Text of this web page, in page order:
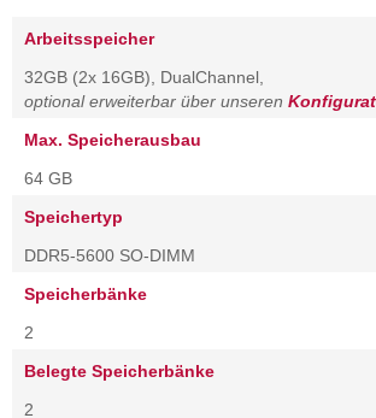
Arbeitsspeicher
32GB (2x 16GB), DualChannel,
optional erweiterbar über unseren
Max. Speicherausbau
64 GB
Speichertyp
DDR5-5600 SO-DIMM
Speicherbänke
2
Belegte Speicherbänke
2